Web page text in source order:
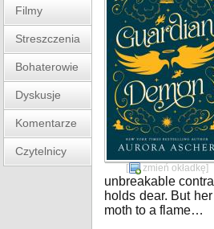
Filmy
Streszczenia
Bohaterowie
Dyskusje
Komentarze
Czytelnicy
[ zmień okładkę]
unbreakable
holds dear. But
moth to a flame…